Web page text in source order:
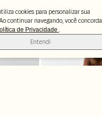
R$ 359,00 R$ 199,99
-50%
cookies para personalizar sua
continuar navegando, você concorda
de Privacidade .
Entendi